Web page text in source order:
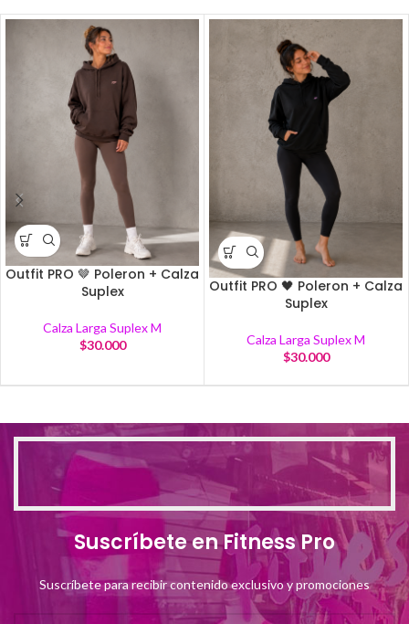
Outfit PRO 🤎 Poleron + Calza
Suplex
Calza Larga Suplex M
$30.000
Outfit PRO 🖤 Poleron + Calza
Suplex
Calza Larga Suplex M
$30.000
Suscríbete en Fitness Pro
Suscríbete para recibir contenido exclusivo y promociones